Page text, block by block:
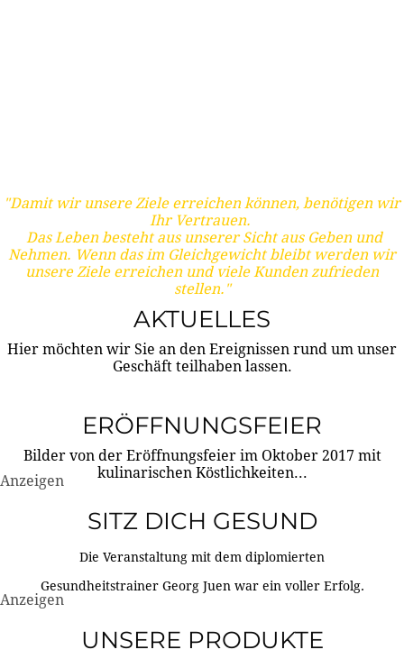
"Damit wir unsere Ziele erreichen können, benötigen wir
Ihr Vertrauen.
Das Leben besteht aus unserer Sicht aus Geben und
Nehmen. Wenn das im Gleichgewicht bleibt werden wir
unsere Ziele erreichen und viele Kunden zufrieden
stellen."
AKTUELLES
Hier möchten wir Sie an den Ereignissen rund um unser
Geschäft teilhaben lassen.
ERÖFFNUNGSFEIER
Bilder von der Eröffnungsfeier im Oktober 2017 mit
kulinarischen Köstlichkeiten...
Anzeigen
SITZ DICH GESUND
Die Veranstaltung mit dem diplomierten
Gesundheitstrainer Georg Juen war ein voller Erfolg.
Anzeigen
UNSERE PRODUKTE